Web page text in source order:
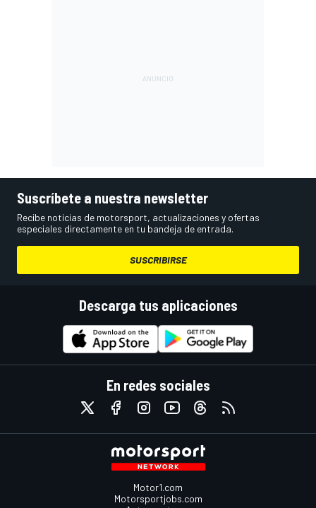
Suscríbete a nuestra newsletter
Recibe noticias de motorsport, actualizaciones y ofertas
especiales directamente en tu bandeja de entrada.
SUSCRIBIRSE
Descarga tus aplicaciones
En redes sociales
Motor1.com
Motorsportjobs.com